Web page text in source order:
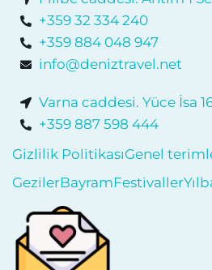
+359 32 334 240
+359 884 048 947
info@deniztravel.net
Varna caddesi. Yüce İsa
+359 887 598 444
Gizlilik PolitikasıGenel
GezilerBayramFestivaller